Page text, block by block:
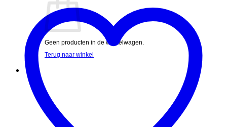
Geen producten in de winkelwagen.
Terug naar winkel